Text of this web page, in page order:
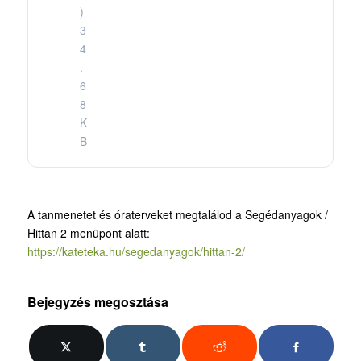
)
3
4
.
6
8
K
B
A tanmenetet és óraterveket megtalálod a Segédanyagok /
Hittan 2 menüpont alatt:
https://kateteka.hu/segedanyagok/hittan-2/
Bejegyzés megosztása